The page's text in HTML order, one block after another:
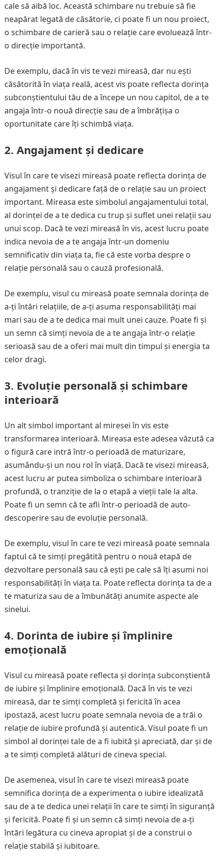
cale să aibă loc. Această schimbare nu trebuie să fie
neapărat legată de căsătorie, ci poate fi un nou proiect,
o schimbare de carieră sau o relație care evoluează într-
o direcție importantă.
De exemplu, dacă în vis te vezi mireasă, dar nu ești
căsătorită în viața reală, acest vis poate reflecta dorința
subconștientului tău de a începe un nou capitol, de a te
angaja într-o nouă direcție sau de a îmbrățișa o
oportunitate care îți schimbă viața.
2. Angajament și dedicare
Visul în care te visezi mireasă poate reflecta dorința de
angajament și dedicare față de o relație sau un proiect
important. Mireasa este simbolul angajamentului total,
al dorinței de a te dedica cu trup și suflet unei relații sau
unui scop. Dacă te vezi mireasă în vis, acest lucru poate
indica nevoia de a te angaja într-un domeniu
semnificativ din viața ta, fie că este vorba despre o
relație personală sau o cauză profesională.
De exemplu, visul cu mireasă poate semnala dorința de
a-ți întări relațiile, de a-ți asuma responsabilități mai
mari sau de a te dedica mai mult unei cauze. Poate fi și
un semn că simți nevoia de a te angaja într-o relație
serioasă sau de a oferi mai mult din timpul și energia ta
celor dragi.
3. Evoluție personală și schimbare
interioară
Un alt simbol important al miresei în vis este
transformarea interioară. Mireasa este adesea văzută ca
o figură care intră într-o perioadă de maturizare,
asumându-și un nou rol în viață. Dacă te visezi mireasă,
acest lucru ar putea simboliza o schimbare interioară
profundă, o tranziție de la o etapă a vieții tale la alta.
Poate fi un semn că te afli într-o perioadă de auto-
descoperire sau de evoluție personală.
De exemplu, visul în care te vezi mireasă poate semnala
faptul că te simți pregătită pentru o nouă etapă de
dezvoltare personală sau că ești pe cale să îți asumi noi
responsabilități în viața ta. Poate reflecta dorința ta de a
te maturiza sau de a îmbunătăți anumite aspecte ale
sinelui.
4. Dorinta de iubire și împlinire
emoțională
Visul cu mireasă poate reflecta și dorința subconștientă
de iubire și împlinire emoțională. Dacă în vis te vezi
mireasă, dar te simți completă și fericită în acea
ipostază, acest lucru poate semnala nevoia de a trăi o
relație de iubire profundă și autentică. Visul poate fi un
simbol al dorinței tale de a fi iubită și apreciată, dar și de
a te simți completă alături de cineva special.
De asemenea, visul în care te visezi mireasă poate
semnifica dorința de a experimenta o iubire idealizată
sau de a te dedica unei relații în care te simți în siguranță
și fericită. Poate fi și un semn că simți nevoia de a-ți
întări legătura cu cineva apropiat și de a construi o
relație stabilă și iubitoare.